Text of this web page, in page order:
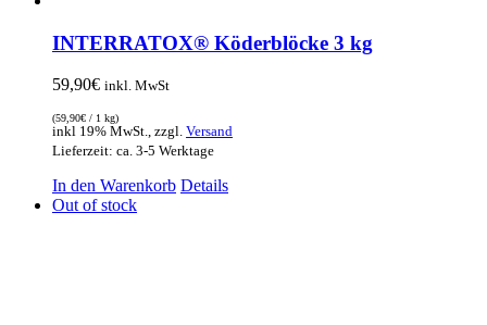
INTERRATOX® Köderblöcke 3 kg
59,90€ inkl. MwSt
(59,90€ / 1 kg)
inkl 19% MwSt., zzgl. Versand
Lieferzeit: ca. 3-5 Werktage
In den Warenkorb Details
Out of stock